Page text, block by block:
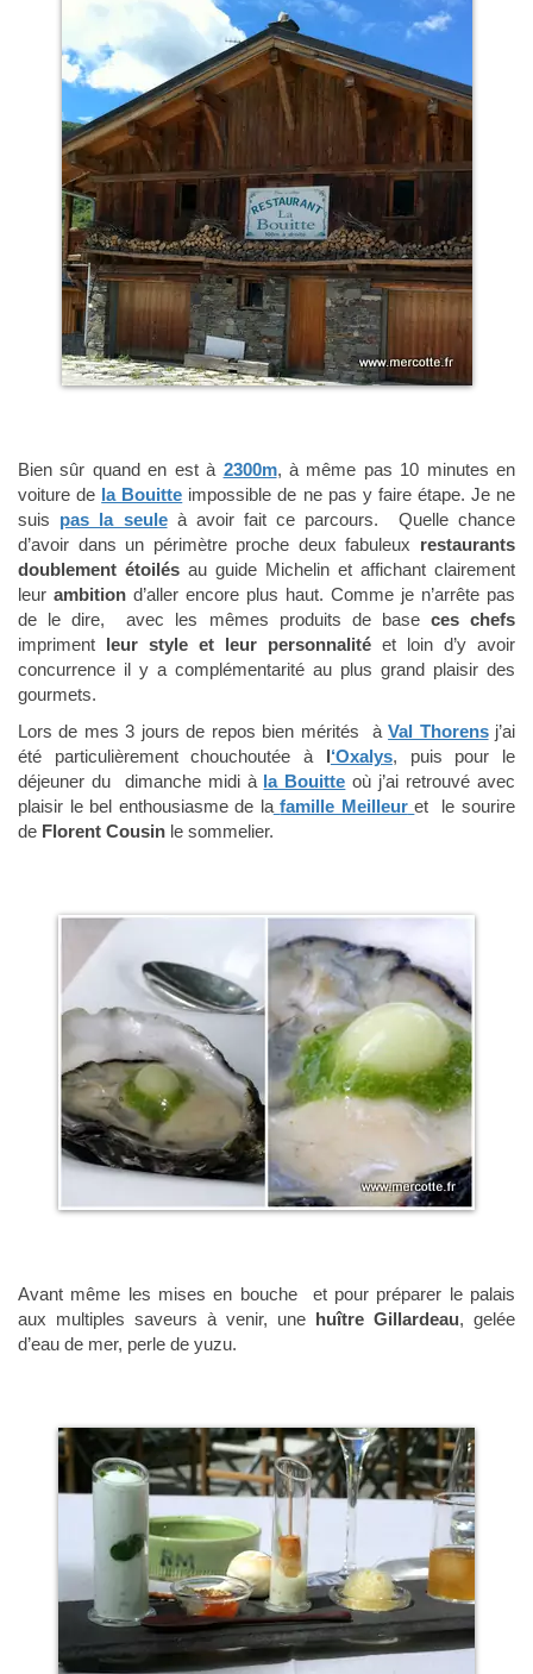
Bien sûr quand en est à 2300m, à même pas 10 minutes en
voiture de la Bouitte impossible de ne pas y faire étape. Je ne
suis pas la seuleà avoir fait ce parcours. Quelle chance
d’avoir dans un périmètre proche deux fabuleux restaurants
doublement étoilés au guide Michelin et affichant clairement
leur ambition d’aller encore plus haut. Comme je n’arrête pas
de le dire, avec les mêmes produits de base ces chefs
impriment leur style et leur personnalité et loin d’y avoir
concurrence il y a complémentarité au plus grand plaisir des
gourmets.
Lors de mes 3 jours de repos bien mérités àVal Thorensj’ai
été particulièrement chouchoutée à l‘Oxalys, puis pour le
déjeuner du dimanche midi à la Bouitte où j’ai retrouvé avec
plaisir le bel enthousiasme de la famille Meilleur et le sourire
de Florent Cousin le sommelier.
Avant même les mises en bouche et pour préparer le palais
aux multiples saveurs à venir, une huître Gillardeau, gelée
d’eau de mer, perle de yuzu.